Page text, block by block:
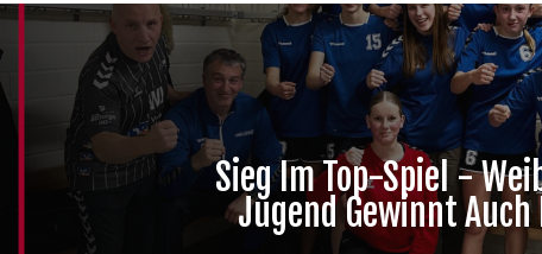
Sieg Im Top-Spiel -
Jugend Gewinnt Auch